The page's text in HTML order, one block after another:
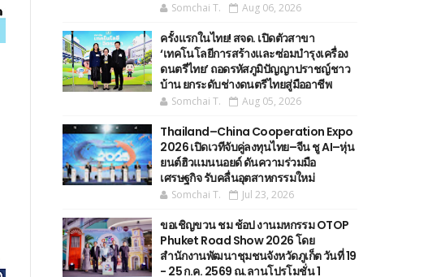
Somchai T. Aug 06, 2026
ครั้งแรกในไทย! สจด. เปิดตัวสาขา
‘เทคโนโลยีการสร้างและซ่อมบำรุงเครื่อง
ดนตรีไทย’ ​ถอดรหัสภูมิปัญญาปราชญ์ชาว
บ้าน ยกระดับช่างดนตรีไทยสู่มืออาชีพ
Somchai T. Aug 05, 2026
Thailand–China Cooperation Expo
2026 เปิดเวทีจับคู่ลงทุนไทย–จีน ชู AI–หุ่น
ยนต์ฮิวแมนนอยด์ ดันความร่วมมือ
เศรษฐกิจ รับคลื่นอุตสาหกรรมใหม่
Somchai T. Jul 23, 2026
ขอเชิญขวน ชม ช้อป งานมหกรรม OTOP
Phuket Road Show 2026 โดย
สำนักงานพัฒนาชุมชนจังหวัดภูเก็ต วันที่ 19
- 25 ก.ค. 2569 ณ.ลานโปรโมชั่น 1